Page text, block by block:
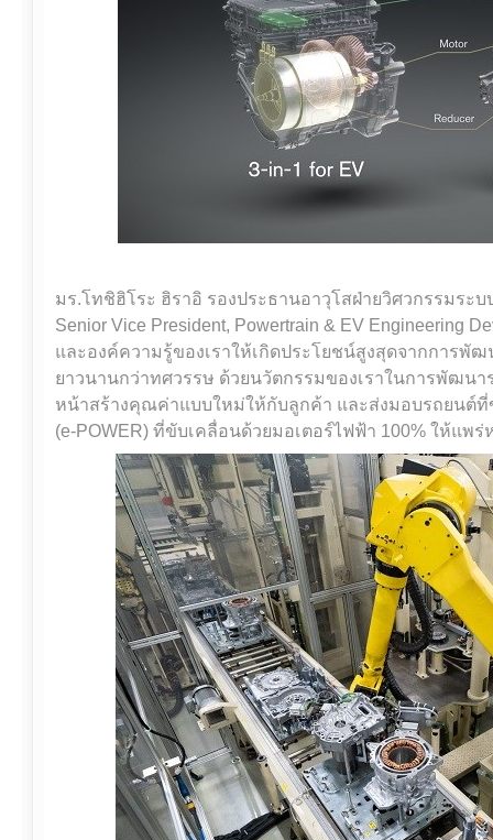
มร.โทชิฮิโระ ฮิราอิ รองประธานอาวุโสฝ่ายวิศวกรรมระ
Senior Vice President, Powertrain & EV Engineering
และองค์ความรู้ของเราให้เกิดประโยชน์สูงสุดจากการพั
ยาวนานกว่าทศวรรษ ด้วยนวัตกรรมของเราในการพัฒนา
หน้าสร้างคุณค่าแบบใหม่ให้กับลูกค้า และส่งมอบรถยนต์ที่
(e-POWER) ที่ขับเคลื่อนด้วยมอเตอร์ไฟฟ้า 100% ให้แพร่